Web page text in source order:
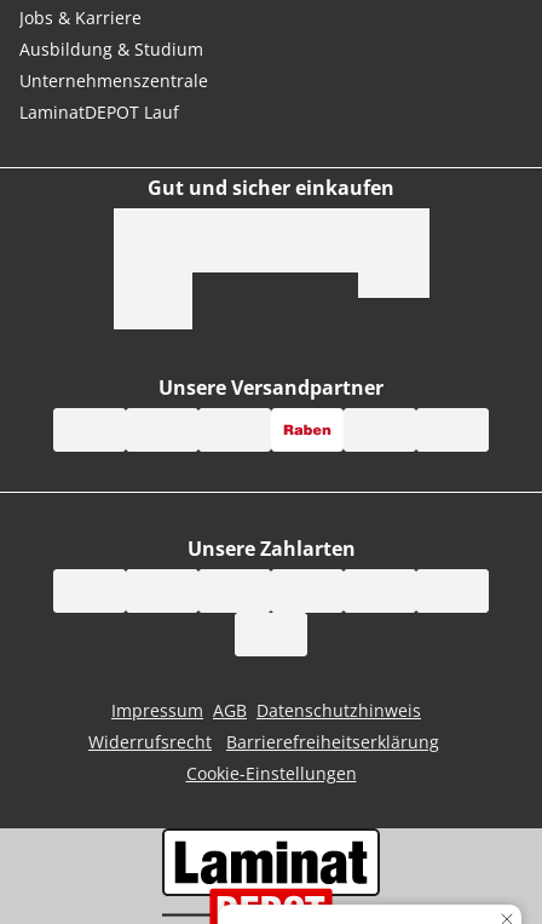
Jobs & Karriere
Ausbildung & Studium
Unternehmenszentrale
LaminatDEPOT Lauf
Gut und sicher einkaufen
Unsere Zahlarten
Unsere Versandpartner
Impressum AGB Datenschutzhinweis
Widerrufsrecht
Barrierefreiheitserklärung
Cookie-Einstellungen